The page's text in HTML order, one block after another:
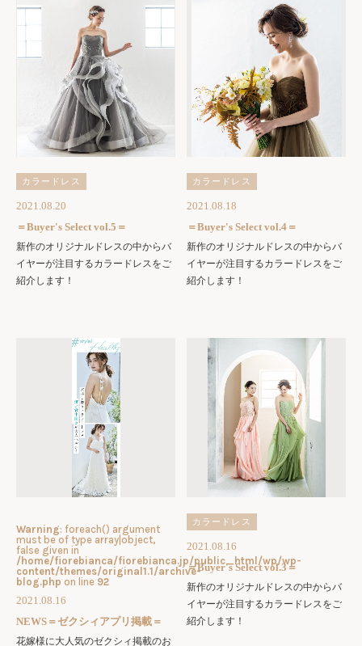
カラードレス
2021.08.20
＝Buyer's Select vol.5＝
新作のオリジナルドレスの中からバ
イヤーが注目するカラードレスをご
紹介します！
カラードレス
2021.08.18
＝Buyer's Select vol.4＝
新作のオリジナルドレスの中からバ
イヤーが注目するカラードレスをご
紹介します！
Warning: foreach() argument
must be of type array|object,
false given in
/home/fiorebianca/fiorebianca.jp/public_html/wp/wp-
content/themes/original1.1/archive-
blog.php on line 92
2021.08.16
NEWS＝ゼクシィアプリ掲載＝
花嫁様に大人気のゼクシィ掲載のお
カラードレス
2021.08.16
＝Buyer's Select vol.3＝
新作のオリジナルドレスの中からバ
イヤーが注目するカラードレスをご
紹介します！